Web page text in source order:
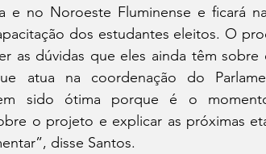
e no Noroeste Fluminense e ficará
dos estudantes eleitos. O
as dúvidas que eles ainda têm
atua na coordenação do
sido ótima porque é o
o projeto e explicar as próximas
disse Santos.